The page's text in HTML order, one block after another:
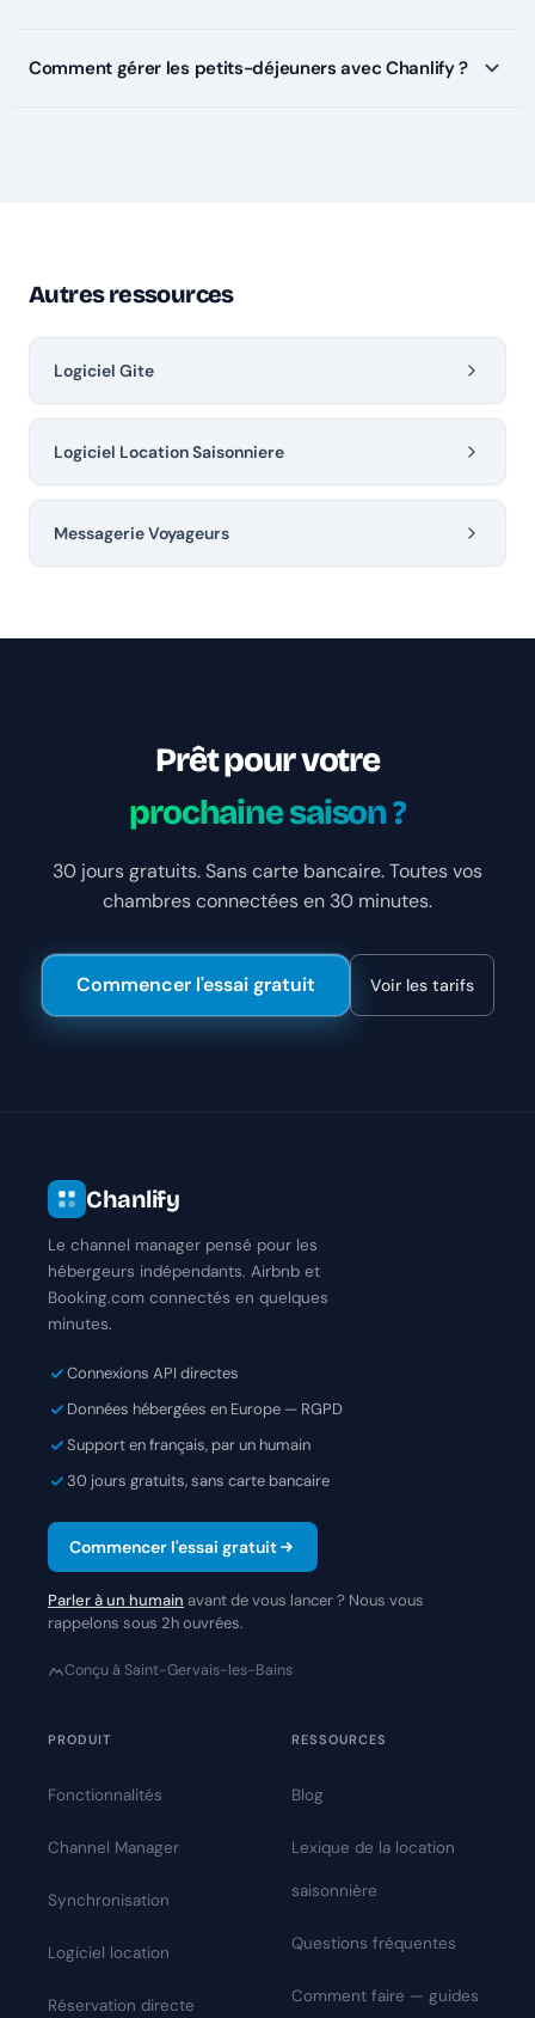
Comment gérer les petits-déjeuners avec Chanlify ?
Autres ressources
Logiciel Gite
Logiciel Location Saisonniere
Messagerie Voyageurs
Prêt pour votre
prochaine saison ?
30 jours gratuits. Sans carte bancaire. Toutes vos
chambres connectées en 30 minutes.
Commencer l'essai gratuit Voir les tarifs
Chanlify
Le channel manager pensé pour les
hébergeurs indépendants. Airbnb et
Booking.com connectés en quelques
minutes.
Connexions API directes
Données hébergées en Europe — RGPD
Support en français, par un humain
30 jours gratuits, sans carte bancaire
Commencer l'essai gratuit
Parler à un humain avant de vous lancer ? Nous vous
rappelons sous 2h ouvrées.
Conçu à Saint-Gervais-les-Bains
PRODUIT
Fonctionnalités
Channel Manager
Synchronisation
Logiciel location
Réservation directe
RESSOURCES
Blog
Lexique de la location
saisonnière
Questions fréquentes
Comment faire — guides